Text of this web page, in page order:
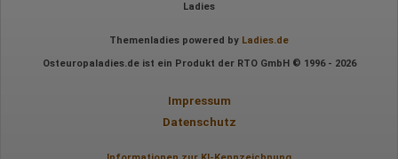
Sprachinformationen
Gerätebestriebssystem
Eindeutige Benutzerkennung
Antworten auf Umfragen
Ladies
Themenladies powered by Ladies.de
Osteuropaladies.de ist ein Produkt der RTO GmbH © 1996 - 2026
Impressum
Datenschutz